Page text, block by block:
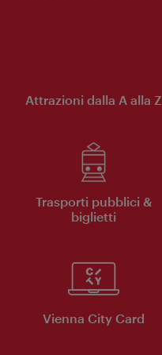
Attrazioni dalla A alla Z
Trasporti pubblici &
biglietti
Vienna City Card